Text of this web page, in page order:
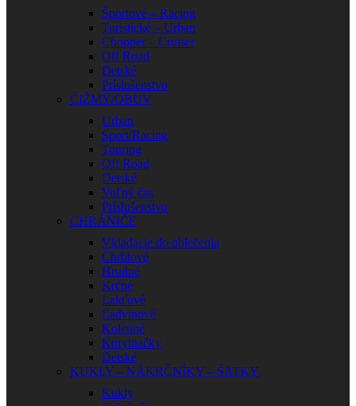
Športové – Racing
Turistické – Urban
Chopper – Cruiser
Off Road
Detské
Príslušenstvo
ČIŽMY/OBUV
Urban
Sport/Racing
Touring
Off Road
Detské
Voľný čas
Príslušenstvo
CHRÁNIČE
Vkladacie do oblečenia
Chrbtové
Hrudné
Krčné
Lakťové
Ľadvinové
Kolenné
Korytnačky
Detské
KUKLY – NÁKRČNÍKY – ŠATKY
Kukly